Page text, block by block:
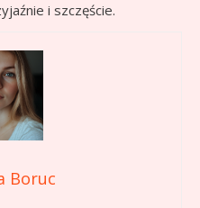
i szczęście.
Boruc